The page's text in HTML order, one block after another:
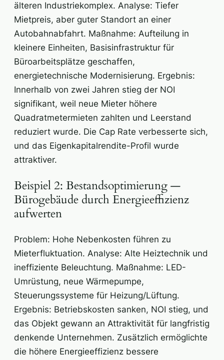
älteren Industriekomplex. Analyse: Tiefer
Mietpreis, aber guter Standort an einer
Autobahnabfahrt. Maßnahme: Aufteilung in
kleinere Einheiten, Basisinfrastruktur für
Büroarbeitsplätze geschaffen,
energietechnische Modernisierung. Ergebnis:
Innerhalb von zwei Jahren stieg der NOI
signifikant, weil neue Mieter höhere
Quadratmetermieten zahlten und Leerstand
reduziert wurde. Die Cap Rate verbesserte sich,
und das Eigenkapitalrendite-Profil wurde
attraktiver.
Beispiel 2: Bestandsoptimierung —
Bürogebäude durch Energieeffizienz
aufwerten
Problem: Hohe Nebenkosten führen zu
Mieterfluktuation. Analyse: Alte Heiztechnik und
ineffiziente Beleuchtung. Maßnahme: LED-
Umrüstung, neue Wärmepumpe,
Steuerungssysteme für Heizung/Lüftung.
Ergebnis: Betriebskosten sanken, NOI stieg, und
das Objekt gewann an Attraktivität für langfristig
denkende Unternehmen. Zusätzlich ermöglichte
die höhere Energieeffizienz bessere